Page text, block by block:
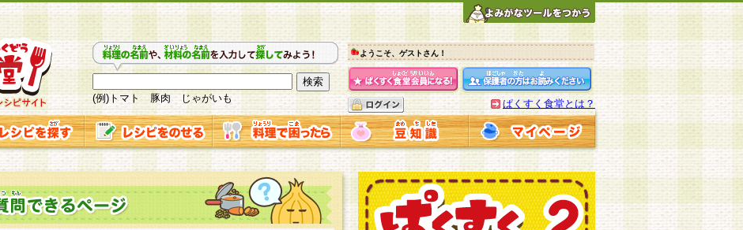
(例)トマト 豚肉 じゃがいも
ようこそ、ゲストさん！
ぱくすく食堂とは？